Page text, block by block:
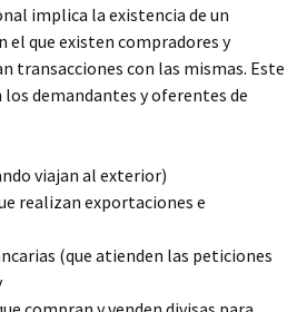
implica la existencia de un
el que existen compradores y
transacciones con las mismas. Este
demandantes y oferentes de
viajan al exterior)
realizan exportaciones e
(que atienden las peticiones